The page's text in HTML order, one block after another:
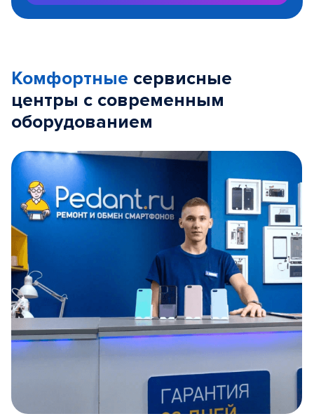
Комфортные сервисные
центры с современным
оборудованием